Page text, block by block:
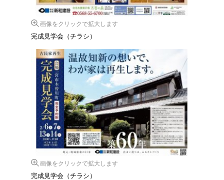
画像をクリックで拡大します
完成見学会（チラシ）
画像をクリックで拡大します
完成見学会（チラシ）